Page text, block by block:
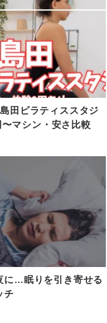
田ピラティススタジ
マシン・安さ比較
に…眠りを引き寄せる
チ